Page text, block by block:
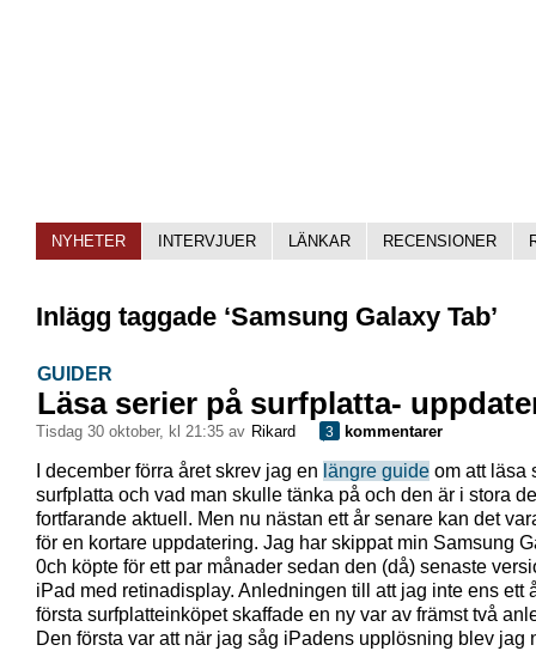
NYHETER INTERVJUER LÄNKAR RECENSIONER
Inlägg taggade ‘Samsung Galaxy Tab’
GUIDER
Läsa serier på surfplatta-
tisdag 30 oktober, kl 21:35 av Rikard 3 kommentarer
I december förra året skrev jag en längre guide om att läsa
surfplatta och vad man skulle tänka på och den är i stora
fortfarande aktuell. Men nu nästan ett år senare kan det
för en kortare uppdatering. Jag har skippat min Samsung
0ch köpte för ett par månader sedan den (då) senaste
iPad med retinadisplay. Anledningen till att jag inte ens ett
första surfplatteinköpet skaffade en ny var av främst två
Den första var att när jag såg iPadens upplösning blev jag